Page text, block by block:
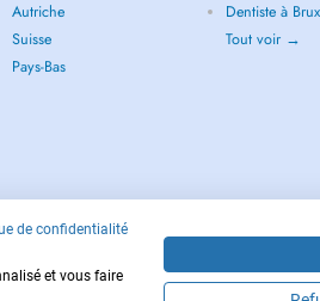
Autriche
Suisse
Pays-Bas
Dentiste à
Tout voir →
de confidentialité
et vous faire